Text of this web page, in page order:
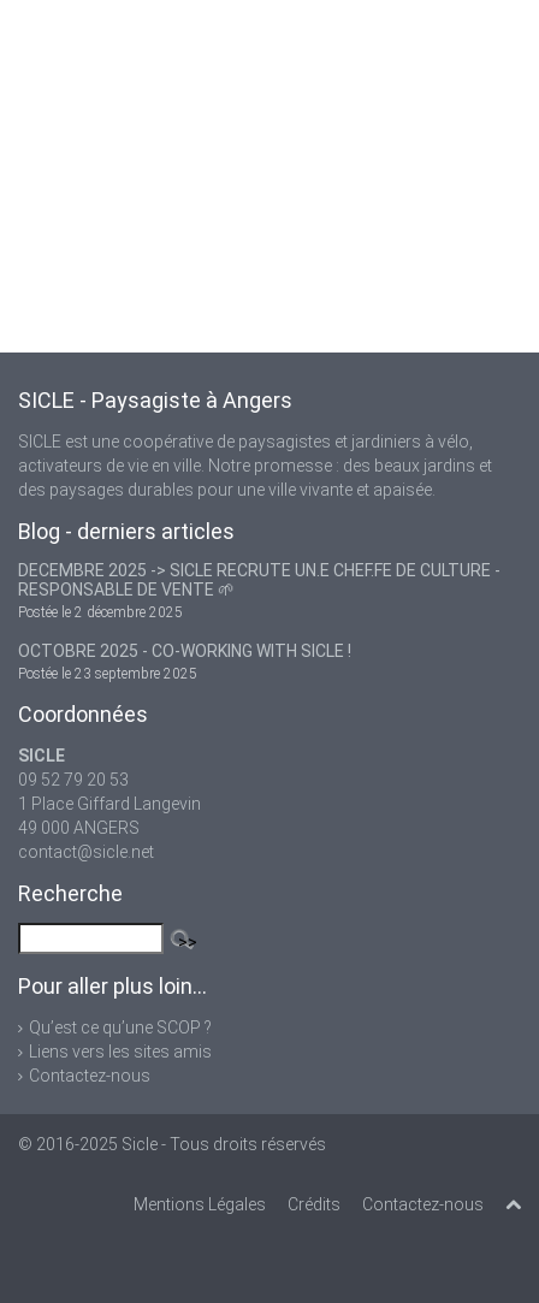
SICLE - Paysagiste à Angers
SICLE est une coopérative de paysagistes et jardiniers à vélo,
activateurs de vie en ville. Notre promesse : des beaux jardins et
des paysages durables pour une ville vivante et apaisée.
Blog - derniers articles
DECEMBRE 2025 -> SICLE RECRUTE UN.E CHEF.FE DE CULTURE -
RESPONSABLE DE VENTE 🌱
Postée le 2 décembre 2025
OCTOBRE 2025 - CO-WORKING WITH SICLE !
Postée le 23 septembre 2025
Coordonnées
SICLE
09 52 79 20 53
1 Place Giffard Langevin
49 000 ANGERS
contact@sicle.net
Recherche
Pour aller plus loin...
Qu’est ce qu’une SCOP ?
Liens vers les sites amis
Contactez-nous
© 2016-2025 Sicle- Tous droits réservés
Mentions Légales Crédits Contactez-nous